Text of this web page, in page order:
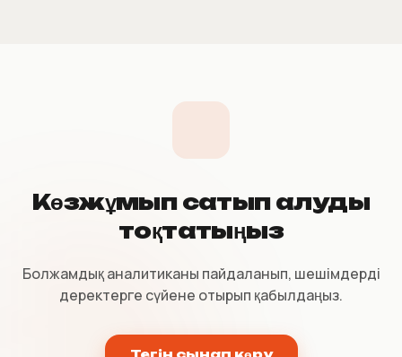
Көзжұмып сатып алуды
тоқтатыңыз
Болжамдық аналитиканы пайдаланып, шешімдерді
деректерге сүйене отырып қабылдаңыз.
Тегін сынап көру